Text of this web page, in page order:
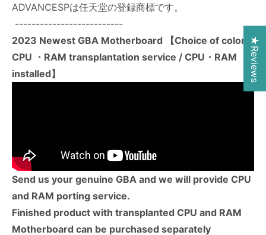
ADVANCESPは任天堂の登録商標です。
--------------------------
2023 Newest GBA Motherboard 【Choice of color /
CPU ・RAM transplantation service / CPU・RAM
installed】
Send us your genuine GBA and we will provide CPU
and RAM porting service.
Finished product with transplanted CPU and RAM
Motherboard can be purchased separately
★Reviews